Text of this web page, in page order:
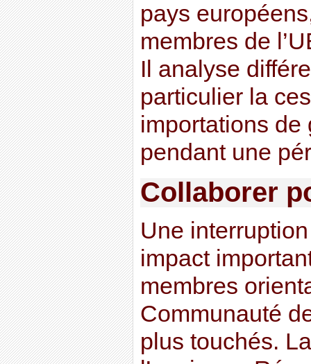
pays
membres de
Il analyse
particulier la
importations de
pendant une
Collaborer
Une
impact
membres
Communauté
plus touchés.